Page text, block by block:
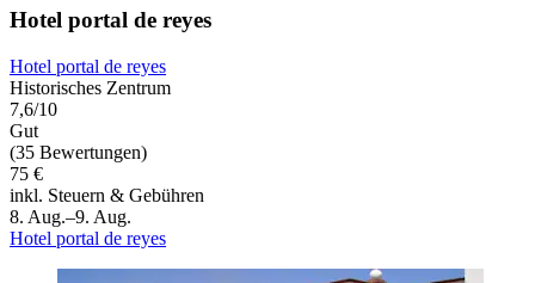
Hotel portal de reyes
Hotel portal de reyes
Historisches Zentrum
7,6/10
Gut
(35 Bewertungen)
75 €
inkl. Steuern & Gebühren
8. Aug.–9. Aug.
Hotel portal de reyes